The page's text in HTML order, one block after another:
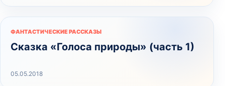
ФАНТАСТИЧЕСКИЕ РАССКАЗЫ
Сказка «Голоса природы» (часть 1)
05.05.2018